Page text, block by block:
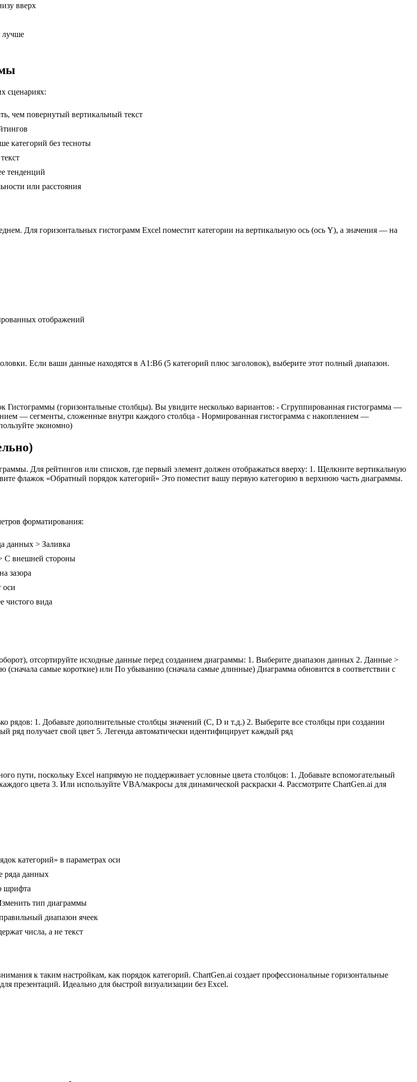
вверх
лучше
сценариях:
чем повернутый вертикальный текст
категорий без тесноты
тенденций
или расстояния
Для горизонтальных гистограмм Excel поместит категории на вертикальную ось (ось Y), а значения — на
отображений
Если ваши данные находятся в A1:B6 (5 категорий плюс заголовок), выберите этот полный диапазон.
(горизонтальные столбцы). Вы увидите несколько вариантов: - Сгруппированная гистограмма —
— сегменты, сложенные внутри каждого столбца - Нормированная гистограмма с накоплением —
экономно)
Для рейтингов или списков, где первый элемент должен отображаться вверху: 1. Щелкните вертикальную
флажок «Обратный порядок категорий» Это поместит вашу первую категорию в верхнюю часть диаграммы.
форматирования:
данных > Заливка
С внешней стороны
зазора
оси
чистого вида
отсортируйте исходные данные перед созданием диаграммы: 1. Выберите диапазон данных 2. Данные >
самые короткие) или По убыванию (сначала самые длинные) Диаграмма обновится в соответствии с
рядов: 1. Добавьте дополнительные столбцы значений (C, D и т.д.) 2. Выберите все столбцы при создании
ряд получает свой цвет 5. Легенда автоматически идентифицирует каждый ряд
пути, поскольку Excel напрямую не поддерживает условные цвета столбцов: 1. Добавьте вспомогательный
цвета 3. Или используйте VBA/макросы для динамической раскраски 4. Рассмотрите ChartGen.ai для
категорий» в параметрах оси
ряда данных
шрифта
тип диаграммы
диапазон ячеек
числа, а не текст
к таким настройкам, как порядок категорий. ChartGen.ai создает профессиональные горизонтальные
презентаций. Идеально для быстрой визуализации без Excel.